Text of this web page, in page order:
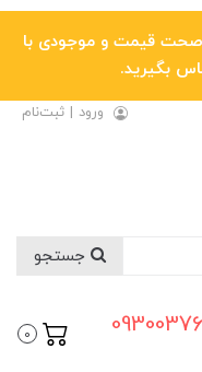
صحت قیمت و موجودی با
ورود | ثبت‌نام
09111961461 -
0